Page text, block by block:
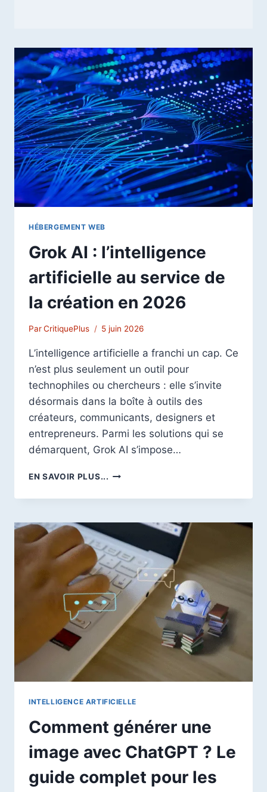
HÉBERGEMENT WEB
Grok AI : l’intelligence
artificielle au service de
la création en 2026
ParCritiquePlus 5 juin 2026
L’intelligence artificielle a franchi un cap. Ce
n’est plus seulement un outil pour
technophiles ou chercheurs : elle s’invite
désormais dans la boîte à outils des
créateurs, communicants, designers et
entrepreneurs. Parmi les solutions qui se
démarquent, Grok AI s’impose…
EN SAVOIR PLUS... GROK
:
ARTIFICIELLE
AU
SERVICE
DE
LA
CRÉATION
EN
2026
INTELLIGENCE ARTIFICIELLE
Comment générer une
image avec ChatGPT ? Le
guide complet pour les